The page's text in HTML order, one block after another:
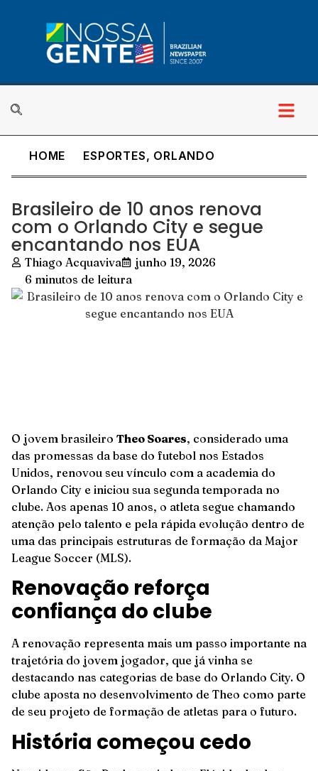
HOME ESPORTES, ORLANDO
Brasileiro de 10 anos renova
com o Orlando City e segue
encantando nos EUA
Thiago Acquaviva
junho 19, 2026
6 minutos de leitura
O jovem brasileiro Theo Soares, considerado uma
das promessas da base do futebol nos Estados
Unidos, renovou seu vínculo com a academia do
Orlando City e iniciou sua segunda temporada no
clube. Aos apenas 10 anos, o atleta segue chamando
atenção pelo talento e pela rápida evolução dentro de
uma das principais estruturas de formação da Major
League Soccer (MLS).
Renovação reforça
confiança do clube
A renovação representa mais um passo importante na
trajetória do jovem jogador, que já vinha se
destacando nas categorias de base do Orlando City. O
clube aposta no desenvolvimento de Theo como parte
de seu projeto de formação de atletas para o futuro.
História começou cedo